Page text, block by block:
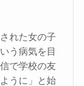
れた女の子
う病気を目
で学校の友
うに」と始